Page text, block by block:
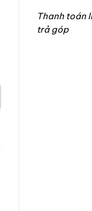
Thanh toán
trả góp